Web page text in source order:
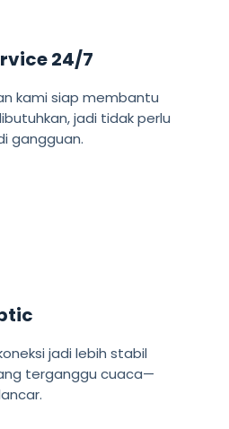
24/7
kami siap membantu
jadi tidak perlu
gangguan.
jadi lebih stabil
terganggu cuaca—